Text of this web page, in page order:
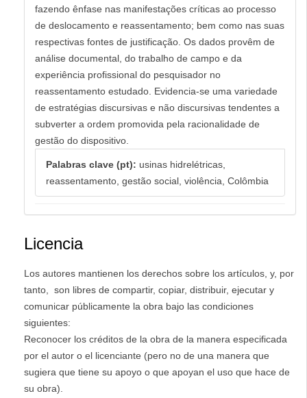
fazendo ênfase nas manifestações críticas ao processo
de deslocamento e reassentamento; bem como nas suas
respectivas fontes de justificação. Os dados provêm de
análise documental, do trabalho de campo e da
experiência profissional do pesquisador no
reassentamento estudado. Evidencia-se uma variedade
de estratégias discursivas e não discursivas tendentes a
subverter a ordem promovida pela racionalidade de
gestão do dispositivo.
Palabras clave (pt): usinas hidrelétricas,
reassentamento, gestão social, violência, Colômbia
Licencia
Los autores mantienen los derechos sobre los artículos, y, por
tanto, son libres de compartir, copiar, distribuir, ejecutar y
comunicar públicamente la obra bajo las condiciones
siguientes:
Reconocer los créditos de la obra de la manera especificada
por el autor o el licenciante (pero no de una manera que
sugiera que tiene su apoyo o que apoyan el uso que hace de
su obra).